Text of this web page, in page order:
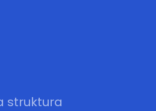
struktura